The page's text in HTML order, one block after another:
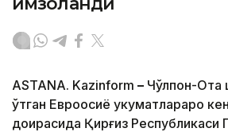
ASTANA. Kazinform – Чўлпон-Ота
ўтган Евроосиё ҳукуматлараро
доирасида Қирғиз Республикаси